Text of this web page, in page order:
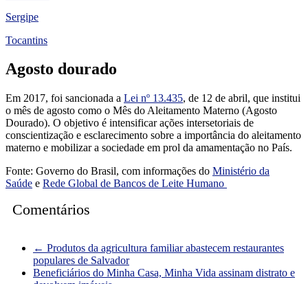
Sergipe
Tocantins
Agosto dourado
Em 2017, foi sancionada a Lei nº 13.435, de 12 de abril, que institui
o mês de agosto como o Mês do Aleitamento Materno (Agosto
Dourado). O objetivo é intensificar ações intersetoriais de
conscientização e esclarecimento sobre a importância do aleitamento
materno e mobilizar a sociedade em prol da amamentação no País.
Fonte: Governo do Brasil, com informações do Ministério da
Saúde e Rede Global de Bancos de Leite Humano
Comentários
← Produtos da agricultura familiar abastecem restaurantes
populares de Salvador
Beneficiários do Minha Casa, Minha Vida assinam distrato e